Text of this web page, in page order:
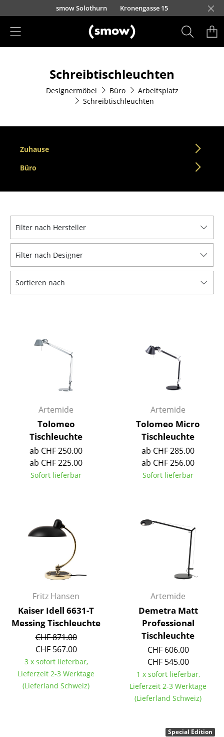
Direkt zum Inhaltsmow Solothurn Kronengasse 15
Sitzmöbel
Esszimmerstühle
Barhocker
Hocker
Bänke & Liegen
Sitzsäcke
Schaukelstühle
Bürodrehstühle
Konferenzstühle
Einzelteile
... alle Sitzmöbel
Tische
Couchtische
Sekretäre & PC-Tische
Konferenztische
Kindertische
Gartentische
Servierwagen
Einzelteile
Schreibtischleuchten
Designermöbel Büro
Arbeitsplatz
Schreibtischleuchten
Zuhause
Büro
Filter nach Hersteller
Filter nach Designer
Sortieren nach
Artemide
Tolomeo
Tischleuchte
ab CHF 250.00
ab CHF 225.00
Sofort lieferbar
Artemide
Tolomeo Micro
Tischleuchte
ab CHF 285.00
ab CHF 256.00
Sofort lieferbar
Fritz Hansen
Kaiser Idell 6631-T
Messing Tischleuchte
CHF 871.00
CHF 567.00
3 x sofort lieferbar,
Lieferzeit 2-3 Werktage
(Lieferland Schweiz)
Artemide
Demetra Matt
Professional
Tischleuchte
CHF 606.00
CHF 545.00
1 x sofort lieferbar,
Lieferzeit 2-3 Werktage
(Lieferland Schweiz)
Special Edition